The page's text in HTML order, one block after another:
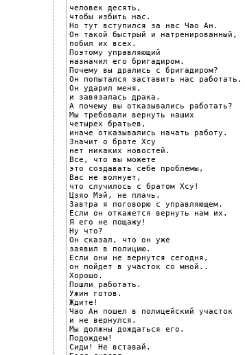
человек десять,
чтобы избить нас.
Но тут вступился за нас Чао Ан.
Он такой быстрый и натренированный,
побил их всех.
Поэтому управляющий
назначил его бригадиром.
Почему вы дрались с бригадиром?
Он попытался заставить нас работать.
Он ударил меня,
и завязалась драка.
А почему вы отказывались работать?
Мы требовали вернуть наших
четырех братьев,
иначе отказывались начать работу.
Значит о брате Хсу
нет никаких новостей.
Все, что вы можете
это создавать себе проблемы,
Вас не волнует,
что случилось с братом Хсу!
Цзяо Mэй, не плачь.
Завтра я поговорю с управляющем.
Если он откажется вернуть нам их.
Я его не пощажу!
Ну что?
Он сказал, что он уже
заявил в полицию.
Если они не вернутся сегодня,
он пойдет в участок со мной..
Хорошо.
Пошли работать.
Ужин готов.
Ждите!
Чао Ан пошел в полицейский участок
и не вернулся.
Мы должны дождаться его.
Подождем!
Сиди! Не вставай.